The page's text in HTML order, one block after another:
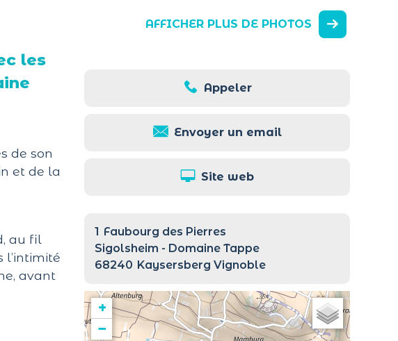
AFFICHER PLUS DE PHOTOS
Appeler
Envoyer un email
Site web
1 Faubourg des Pierres
Sigolsheim - Domaine Tappe
68240 Kaysersberg Vignoble
+
−
les
de son
et de la
au fil
l’intimité
avant